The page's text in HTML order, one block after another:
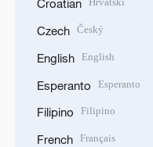
Croatian
Czech Český
English English
Esperanto Esperanto
Filipino Filipino
French Français